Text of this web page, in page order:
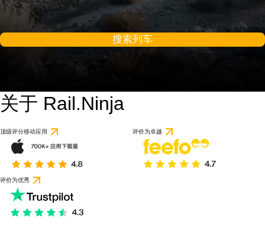
搜索列车
关于 Rail.Ninja
顶级评分移动应用 评价为卓越
评价为优秀